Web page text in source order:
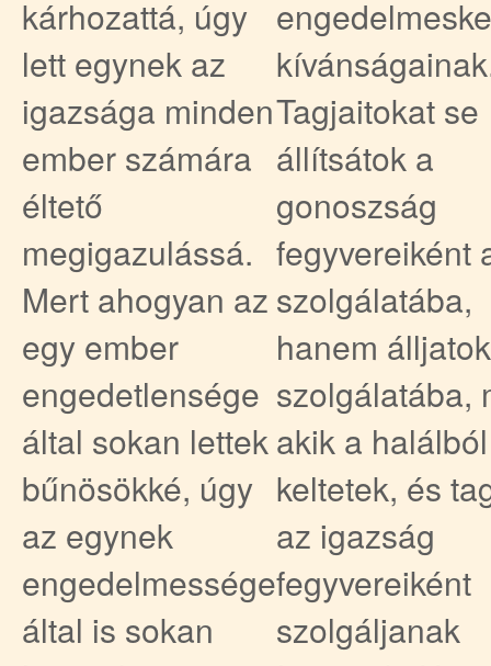
kárhozattá, úgy
lett egynek az
igazsága minden
ember számára
éltető
megigazulássá.
Mert ahogyan az
egy ember
engedetlensége
által sokan lettek
bűnösökké, úgy
az egynek
engedelmessége
által is sokan
Tagjaitokat se
állítsátok a
gonoszság
fegyvereiként
szolgálatába,
hanem
szolgálatába,
akik a
keltetek, és
az igazság
fegyvereiként
szolgáljanak